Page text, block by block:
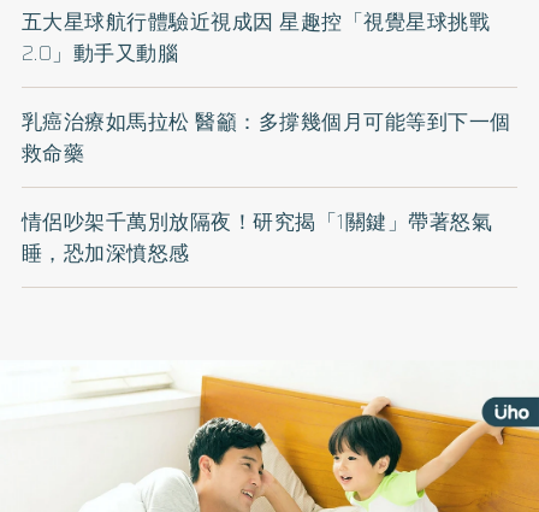
五大星球航行體驗近視成因 星趣控「視覺星球挑戰
2.0」動手又動腦
乳癌治療如馬拉松 醫籲：多撐幾個月可能等到下一個
救命藥
情侶吵架千萬別放隔夜！研究揭「1關鍵」帶著怒氣
睡，恐加深憤怒感